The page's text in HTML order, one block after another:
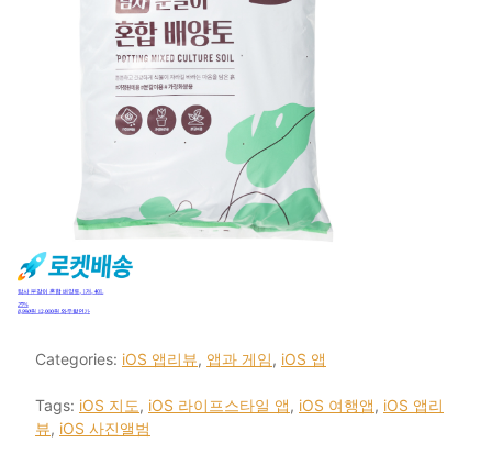
Categories: iOS 앱리뷰, 앱과 게임, iOS 앱
Tags: iOS 지도, iOS 라이프스타일 앱, iOS 여행앱, iOS 앱리
뷰, iOS 사진앨범